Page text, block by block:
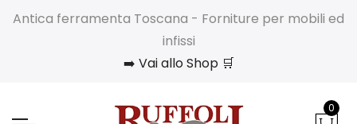
Antica ferramenta Toscana - Forniture per mobili ed
infissi
➡️ Vai allo Shop 🛒
0